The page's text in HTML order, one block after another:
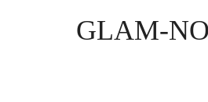
GLAM-